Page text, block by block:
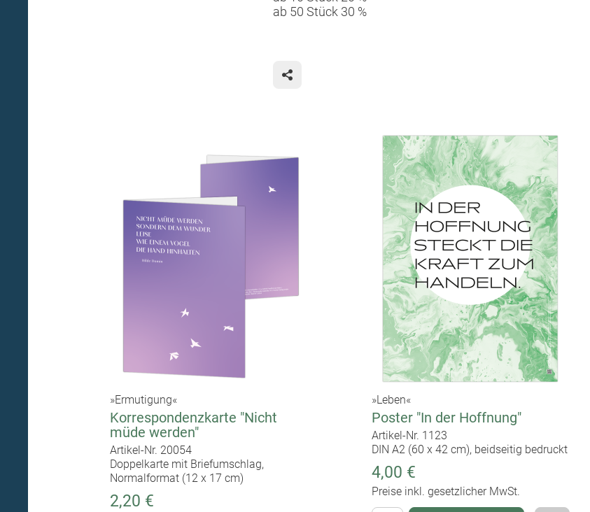
Indem sie sich nicht passiv in ihrer Furcht verliert,
Als Hilde Domin in einem Interview im Jahr 1986 einmal
benötige, die schriftstellerisch tätig sein wolle,
"Den, man selber zu sein. Den Mut, nichts umzulügen, die
den, an die Anrufbarkeit der anderen zu glauben." Diese
Schriftsteller und Schriftstellerinnen zu Herzen nehmen,
noch so kleine Tat, aus Mut vollbracht, kann helfen, die
ab 50 Stück 30 %
»Ermutigung«
Korrespondenzkarte "Nicht
müde werden"
Artikel-Nr. 20054
Doppelkarte mit Briefumschlag,
Normalformat (12 x 17 cm)
2,20 €
»Leben«
Poster "In der Hoffnung"
Artikel-Nr. 1123
DIN A2 (60 x 42 cm), beidseitig bedruckt
4,00 €
Preise inkl. gesetzlicher MwSt.